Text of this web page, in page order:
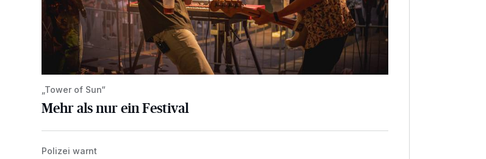
„Tower of Sun“
Mehr als nur ein Festival
Vorsicht bei dubiosen „Park & Fly“-Anbietern
Polizei warnt